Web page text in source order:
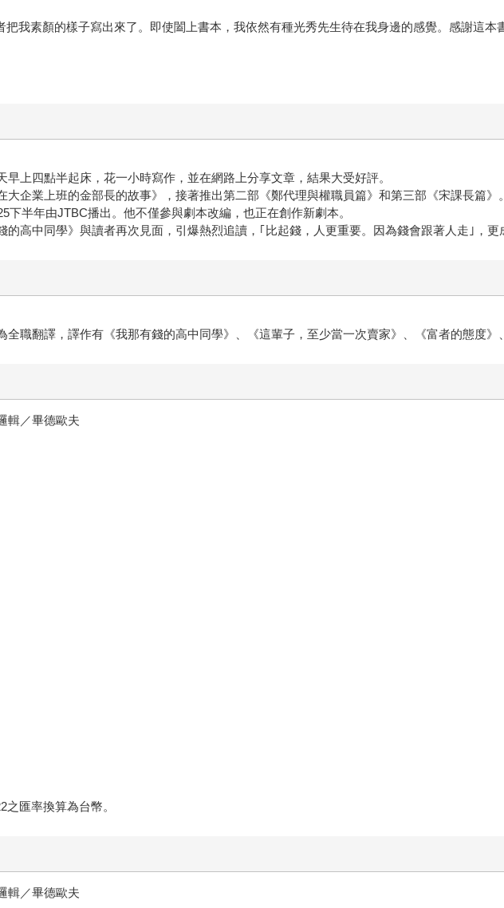
我素顏的樣子寫出來了。即使闔上書本，我依然有種光秀先生待在我身邊的感覺。感謝這本
上四點半起床，花一小時寫作，並在網路上分享文章，結果大受好評。
企業上班的金部長的故事》，接著推出第二部《鄭代理與權職員篇》和第三部《宋課長篇
半年由JTBC播出。他不僅參與劇本改編，也正在創作新劇本。
高中同學》與讀者再次見面，引爆熱烈追讀，｢比起錢，人更重要。因為錢會跟著人走｣，更
職翻譯，譯作有《我那有錢的高中同學》、《這輩子，至少當一次賣家》、《富者的態度》
輯／畢德歐夫
匯率換算為台幣。
輯／畢德歐夫